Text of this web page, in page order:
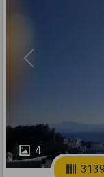
4
Previous